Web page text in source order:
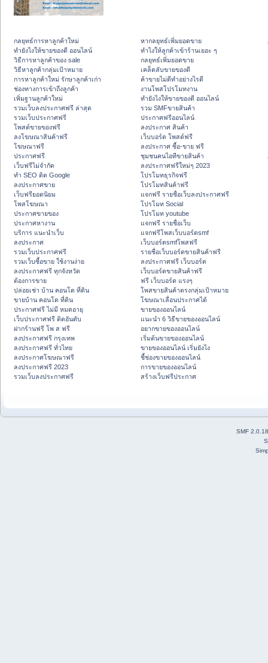
กลยุทธ์การหาลูกค้าใหม่
ทํายังไงให้ขายของดี ออนไลน์
วิธีการหาลูกค้าของ sale
วิธีหาลูกค้ากลุ่มเป้าหมาย
การหาลูกค้าใหม่ รักษาลูกค้าเก่า
ช่องทางการเข้าถึงลูกค้า
เพิ่มฐานลูกค้าใหม่
รวมเว็บลงประกาศฟรี ล่าสุด
รวมเว็บประกาศฟรี
โพสต์ขายของฟรี
ลงโฆษณาสินค้าฟรี
โฆษณาฟรี
ประกาศฟรี
เว็บฟรีไม่จำกัด
ทำ SEO ติด Google
ลงประกาศขาย
เว็บฟรียอดนิยม
โพสโฆษณา
ประกาศขายของ
ประกาศหางาน
บริการ แนะนำเว็บ
ลงประกาศ
รวมเว็บประกาศฟรี
รวมเว็บซื้อขาย ใช้งานง่าย
ลงประกาศฟรี ทุกจังหวัด
ต้องการขาย
ปล่อยเช่า บ้าน คอนโด ที่ดิน
ขายบ้าน คอนโด ที่ดิน
ประกาศฟรี ไม่มี หมดอายุ
เว็บประกาศฟรี ติดอันดับ
ฝากร้านฟรี โพ ส ฟรี
ลงประกาศฟรี กรุงเทพ
ลงประกาศฟรี ทั่วไทย
ลงประกาศโฆษณาฟรี
ลงประกาศฟรี 2023
รวมเว็บลงประกาศฟรี
หากลยุทธ์เพิ่มยอดขาย
ทําไงให้ลูกค้าเข้าร้านเยอะ ๆ
กลยุทธ์เพิ่มยอดขาย
เคล็ดลับขายของดี
ค้าขายไม่ดีทำอย่างไรดี
งานโพสโปรโมทงาน
ทํายังไงให้ขายของดี ออนไลน์
รวม SMFขายสินค้า
ประกาศฟรีออนไลน์
ลงประกาศ สินค้า
เว็บบอร์ด โพสต์ฟรี
ลงประกาศ ซื้อ-ขาย ฟรี
ชุมชนคนไอทีขายสินค้า
ลงประกาศฟรีใหม่ๆ 2023
โปรโมทธุรกิจฟรี
โปรโมทสินค้าฟรี
แจกฟรี รายชื่อเว็บลงประกาศฟรี
โปรโมท Social
โปรโมท youtube
แจกฟรี รายชื่อเว็บ
แจกฟรีโพสเว็บบอร์ดsmf
เว็บบอร์ดsmfโพสฟรี
รายชื่อเว็บบอร์ดขายสินค้าฟรี
ลงประกาศฟรี เว็บบอร์ด
เว็บบอร์ดขายสินค้าฟรี
ฟรี เว็บบอร์ด แรงๆ
โพสขายสินค้าตรงกลุ่มเป้าหมาย
โฆษณาเลื่อนประกาศได้
ขายของออนไลน์
แนะนำ 6 วิธีขายของออนไลน์
อยากขายของออนไลน์
เริ่มต้นขายของออนไลน์
ขายของออนไลน์ เริ่มยังไง
ชี้ช่องขายของออนไลน์
การขายของออนไลน์
สร้างเว็บฟรีประกาศ
SMF 2.0.18